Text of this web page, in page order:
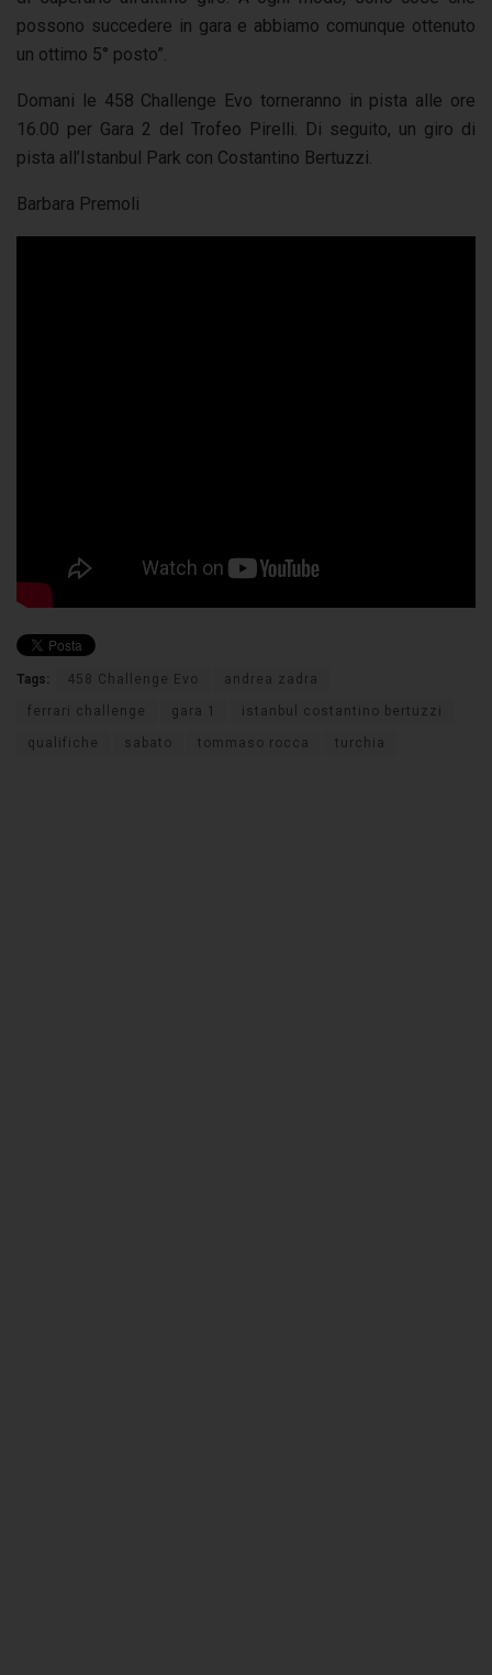
possono succedere in gara e abbiamo comunque ottenuto
un ottimo 5° posto”.
Domani le 458 Challenge Evo torneranno in pista alle ore
16.00 per Gara 2 del Trofeo Pirelli. Di seguito, un giro di
pista all’Istanbul Park con Costantino Bertuzzi.
Barbara Premoli
Tags: 458 Challenge Evo andrea zadra
ferrari challenge gara 1 istanbul costantino bertuzzi
qualifiche sabato tommaso rocca turchia